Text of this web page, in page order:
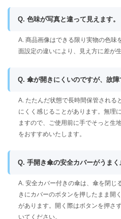
Q. 色味が写真と違って見えます。
A. 商品画像はできる限り実物の色味
面設定の違いにより、見え方に差が
Q. 傘が開きにくいのですが、故障
A. たたんだ状態で長時間保管される
にくく感じることがあります。無理
ますので、ご使用前に手でそっと生
をおすすめいたします。
Q. 手開き傘の安全カバーがうまく
A. 安全カバー付きの傘は、傘を閉じ
きにカバーのボタンを押したまま開
があります。開く際はボタンを押さ
いてください。